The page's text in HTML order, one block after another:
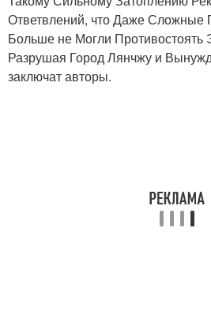
Ответвлений, что Даже Сложные
Больше не Могли
Разрушая Город Лянчжу и
заключат авторы.